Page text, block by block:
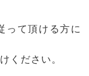
って頂ける方に
ください。